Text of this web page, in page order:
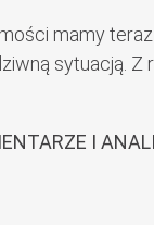
mamy
sytuacją. Z
I